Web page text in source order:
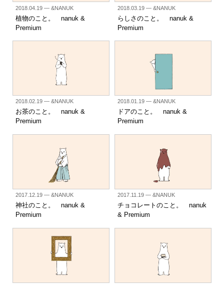
2018.04.19— &NANUK
植物のこと。 nanuk &
Premium
2018.03.19— &NANUK
らしさのこと。 nanuk &
Premium
2018.02.19— &NANUK
お茶のこと。 nanuk &
Premium
2018.01.19— &NANUK
ドアのこと。 nanuk &
Premium
2017.12.19— &NANUK
神社のこと。 nanuk &
Premium
2017.11.19— &NANUK
チョコレートのこと。 nanuk
& Premium